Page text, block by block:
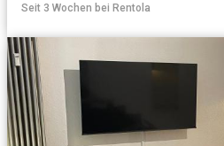
Seit 3 Wochen bei Rentola